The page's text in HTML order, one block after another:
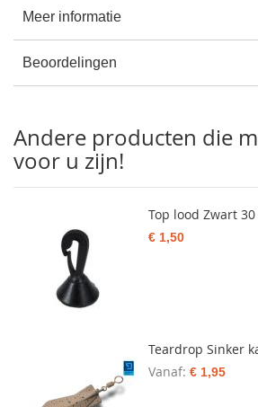
Meer informatie
Beoordelingen
Andere producten die
voor u zijn!
Top lood Zwart
€ 1,50
Teardrop Sinker
Vanaf € 1,95